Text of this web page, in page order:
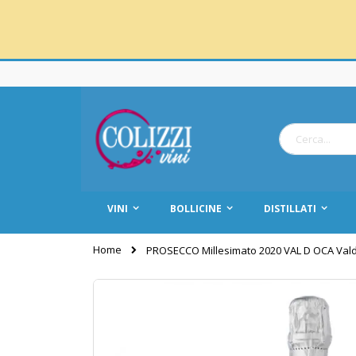
al
Cerca
VINI BOLLICINE DISTILLATI
Home PROSECCO Millesimato 2020 VAL D OCA
Vai